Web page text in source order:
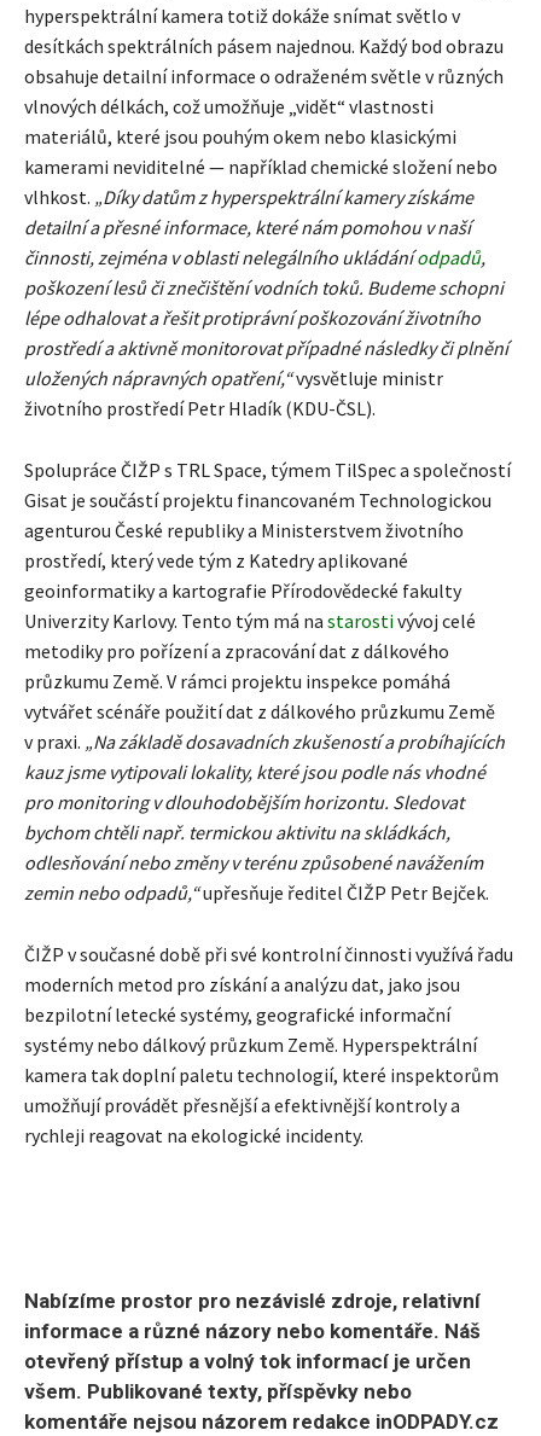
hyperspektrální kamera totiž dokáže snímat světlo v
desítkách spektrálních pásem najednou. Každý bod obrazu
obsahuje detailní informace o odraženém světle v různých
vlnových délkách, což umožňuje „vidět“ vlastnosti
materiálů, které jsou pouhým okem nebo klasickými
kamerami neviditelné — například chemické složení nebo
vlhkost. „Díky datům z hyperspektrální kamery získáme
detailní a přesné informace, které nám pomohou v naší
činnosti, zejména v oblasti nelegálního ukládáníodpadů,
poškození lesů či znečištění vodních toků. Budeme schopni
lépe odhalovat a řešit protiprávní poškozování životního
prostředí a aktivně monitorovat případné následky či plnění
uložených nápravných opatření,“vysvětluje ministr
životního prostředí Petr Hladík (KDU-ČSL).
Spolupráce ČIŽP s TRL Space, týmem TilSpec a společností
Gisat je součástí projektu financovaném Technologickou
agenturou České republiky a Ministerstvem životního
prostředí, který vede tým z Katedry aplikované
geoinformatiky a kartografie Přírodovědecké fakulty
Univerzity Karlovy. Tento tým má na starostivývoj celé
metodiky pro pořízení a zpracování dat z dálkového
průzkumu Země. V rámci projektu inspekce pomáhá
vytvářet scénáře použití dat z dálkového průzkumu Země
v praxi. „Na základě dosavadních zkušeností a probíhajících
kauz jsme vytipovali lokality, které jsou podle nás vhodné
pro monitoring v dlouhodobějším horizontu. Sledovat
bychom chtěli např. termickou aktivitu na skládkách,
odlesňování nebo změny v terénu způsobené navážením
zemin nebo odpadů,“upřesňuje ředitel ČIŽP Petr Bejček.
ČIŽP v současné době při své kontrolní činnosti využívá řadu
moderních metod pro získání a analýzu dat, jako jsou
bezpilotní letecké systémy, geografické informační
systémy nebo dálkový průzkum Země. Hyperspektrální
kamera tak doplní paletu technologií, které inspektorům
umožňují provádět přesnější a efektivnější kontroly a
rychleji reagovat na ekologické incidenty.
Nabízíme prostor pro nezávislé zdroje, relativní
informace a různé názory nebo komentáře. Náš
otevřený přístup a volný tok informací je určen
všem. Publikované texty, příspěvky nebo
komentáře nejsou názorem redakce inODPADY.cz